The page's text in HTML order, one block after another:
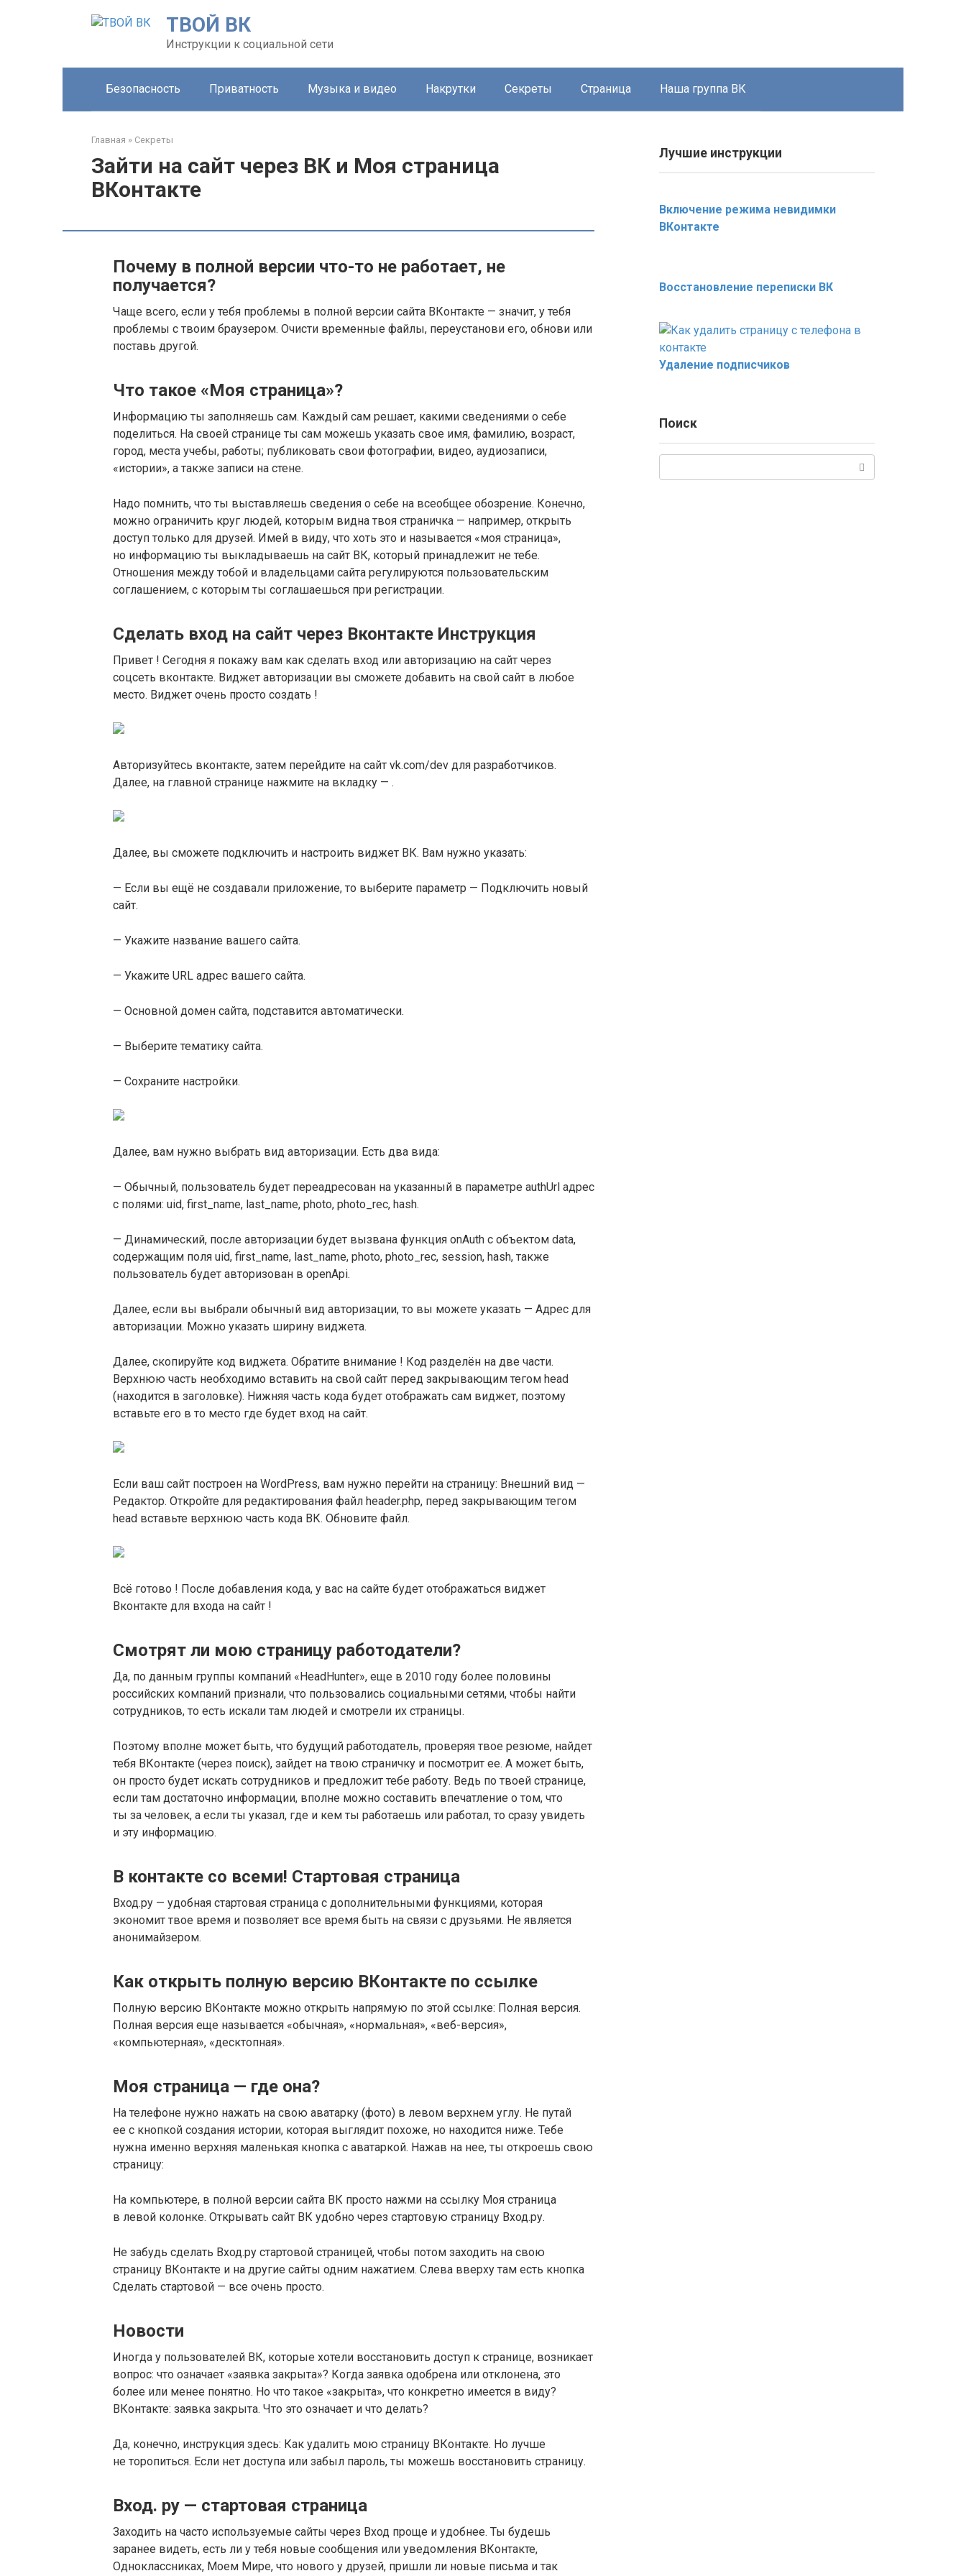
ТВОЙ ВК
Инструкции к социальной сети
Безопасность Приватность Музыка и видео Накрутки Секреты Страница Наша группа ВК
Главная » Секреты
Зайти на сайт через ВК и Моя страница
ВКонтакте
Почему в полной версии что-то не работает, не
получается?
Чаще всего, если у тебя проблемы в полной версии сайта ВКонтакте — значит, у тебя
проблемы с твоим браузером. Очисти временные файлы, переустанови его, обнови или
поставь другой.
Что такое «Моя страница»?
Информацию ты заполняешь сам. Каждый сам решает, какими сведениями о себе
поделиться. На своей странице ты сам можешь указать свое имя, фамилию, возраст,
город, места учебы, работы; публиковать свои фотографии, видео, аудиозаписи,
«истории», а также записи на стене.
Надо помнить, что ты выставляешь сведения о себе на всеобщее обозрение. Конечно,
можно ограничить круг людей, которым видна твоя страничка — например, открыть
доступ только для друзей. Имей в виду, что хоть это и называется «моя страница»,
но информацию ты выкладываешь на сайт ВК, который принадлежит не тебе.
Отношения между тобой и владельцами сайта регулируются пользовательским
соглашением, с которым ты соглашаешься при регистрации.
Сделать вход на сайт через Вконтакте Инструкция
Привет ! Сегодня я покажу вам как сделать вход или авторизацию на сайт через
соцсеть вконтакте. Виджет авторизации вы сможете добавить на свой сайт в любое
место. Виджет очень просто создать !
Авторизуйтесь вконтакте, затем перейдите на сайт vk.com/dev для разработчиков.
Далее, на главной странице нажмите на вкладку — .
Далее, вы сможете подключить и настроить виджет ВК. Вам нужно указать:
— Если вы ещё не создавали приложение, то выберите параметр — Подключить новый
сайт.
— Укажите название вашего сайта.
— Укажите URL адрес вашего сайта.
— Основной домен сайта, подставится автоматически.
— Выберите тематику сайта.
— Сохраните настройки.
Далее, вам нужно выбрать вид авторизации. Есть два вида:
— Обычный, пользователь будет переадресован на указанный в параметре authUrl адрес
с полями: uid, first_name, last_name, photo, photo_rec, hash.
— Динамический, после авторизации будет вызвана функция onAuth c объектом data,
содержащим поля uid, first_name, last_name, photo, photo_rec, session, hash, также
пользователь будет авторизован в openApi.
Далее, если вы выбрали обычный вид авторизации, то вы можете указать — Адрес для
авторизации. Можно указать ширину виджета.
Далее, скопируйте код виджета. Обратите внимание ! Код разделён на две части.
Верхнюю часть необходимо вставить на свой сайт перед закрывающим тегом head
(находится в заголовке). Нижняя часть кода будет отображать сам виджет, поэтому
вставьте его в то место где будет вход на сайт.
Если ваш сайт построен на WordPress, вам нужно перейти на страницу: Внешний вид —
Редактор. Откройте для редактирования файл header.php, перед закрывающим тегом
head вставьте верхнюю часть кода ВК. Обновите файл.
Всё готово ! После добавления кода, у вас на сайте будет отображаться виджет
Вконтакте для входа на сайт !
Смотрят ли мою страницу работодатели?
Да, по данным группы компаний «HeadHunter», еще в 2010 году более половины
российских компаний признали, что пользовались социальными сетями, чтобы найти
сотрудников, то есть искали там людей и смотрели их страницы.
Поэтому вполне может быть, что будущий работодатель, проверяя твое резюме, найдет
тебя ВКонтакте (через поиск), зайдет на твою страничку и посмотрит ее. А может быть,
он просто будет искать сотрудников и предложит тебе работу. Ведь по твоей странице,
если там достаточно информации, вполне можно составить впечатление о том, что
ты за человек, а если ты указал, где и кем ты работаешь или работал, то сразу увидеть
и эту информацию.
В контакте со всеми! Стартовая страница
Вход.ру — удобная стартовая страница с дополнительными функциями, которая
экономит твое время и позволяет все время быть на связи с друзьями. Не является
анонимайзером.
Как открыть полную версию ВКонтакте по ссылке
Полную версию ВКонтакте можно открыть напрямую по этой ссылке: Полная версия.
Полная версия еще называется «обычная», «нормальная», «веб-версия»,
«компьютерная», «десктопная».
Моя страница — где она?
На телефоне нужно нажать на свою аватарку (фото) в левом верхнем углу. Не путай
ее с кнопкой создания истории, которая выглядит похоже, но находится ниже. Тебе
нужна именно верхняя маленькая кнопка с аватаркой. Нажав на нее, ты откроешь свою
страницу:
На компьютере, в полной версии сайта ВК просто нажми на ссылку Моя страница
в левой колонке. Открывать сайт ВК удобно через стартовую страницу Вход.ру.
Не забудь сделать Вход.ру стартовой страницей, чтобы потом заходить на свою
страницу ВКонтакте и на другие сайты одним нажатием. Слева вверху там есть кнопка
Сделать стартовой — все очень просто.
Новости
Иногда у пользователей ВК, которые хотели восстановить доступ к странице, возникает
вопрос: что означает «заявка закрыта»? Когда заявка одобрена или отклонена, это
более или менее понятно. Но что такое «закрыта», что конкретно имеется в виду?
ВКонтакте: заявка закрыта. Что это означает и что делать?
Да, конечно, инструкция здесь: Как удалить мою страницу ВКонтакте. Но лучше
не торопиться. Если нет доступа или забыл пароль, ты можешь восстановить страницу.
Вход. ру — стартовая страница
Заходить на часто используемые сайты через Вход проще и удобнее. Ты будешь
заранее видеть, есть ли у тебя новые сообщения или уведомления ВКонтакте,
Одноклассниках, Моем Мире, что нового у друзей, пришли ли новые письма и так
Лучшие инструкции
Включение режима невидимки
ВКонтакте
Восстановление переписки ВК
Удаление подписчиков
Поиск